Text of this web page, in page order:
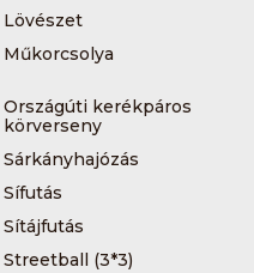
Lövészet
Műkorcsolya
Országúti kerékpáros
körverseny
Sárkányhajózás
Sífutás
Sítájfutás
Streetball (3*3)